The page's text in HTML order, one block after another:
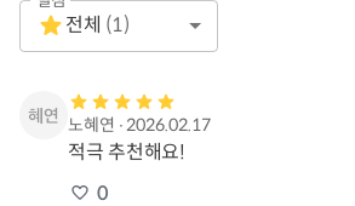
1 Star
Empty
전체 (1)
노혜연 ∙2026.02.17
적극 추천해요!
0